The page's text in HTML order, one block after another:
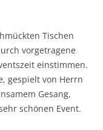
Tischen
vorgetragene
einstimmen.
gespielt von Herrn
Gesang,
schönen Event.